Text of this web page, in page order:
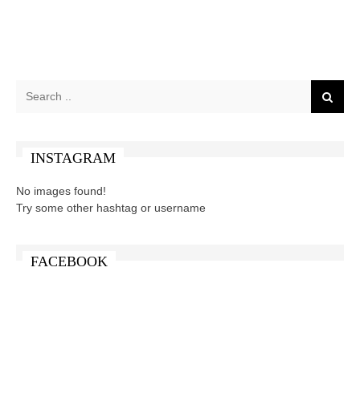
INSTAGRAM
No images found!
Try some other hashtag or username
FACEBOOK